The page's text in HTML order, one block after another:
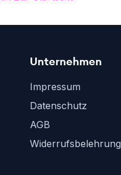
Unternehmen
Impressum
Datenschutz
AGB
Widerrufsbelehrung